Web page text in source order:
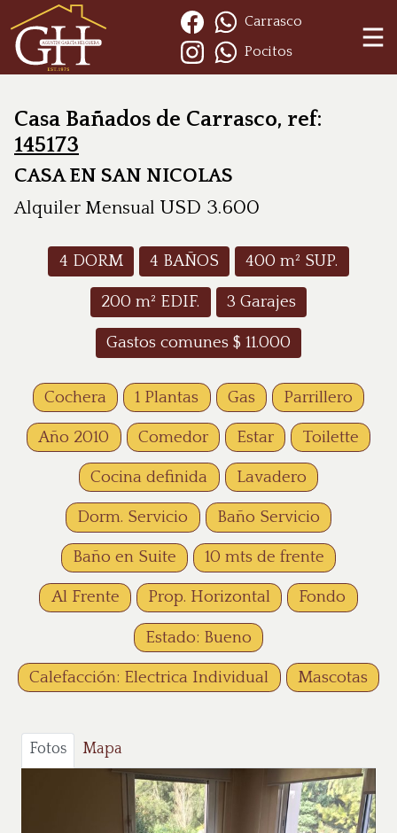
Carrasco
Pocitos
Casa Bañados de Carrasco, ref:
145173
CASA EN SAN NICOLAS
Alquiler Mensual USD 3.600
4 DORM 4 BAÑOS 400 m² SUP.
200 m² EDIF. 3 Garajes
Gastos comunes $ 11.000
Cochera 1 Plantas Gas Parrillero
Año 2010 Comedor Estar Toilette
Cocina definida Lavadero
Dorm. Servicio Baño Servicio
Baño en Suite 10 mts de frente
Al Frente Prop. Horizontal Fondo
Estado: Bueno
Calefacción: Electrica Individual Mascotas
Fotos Mapa